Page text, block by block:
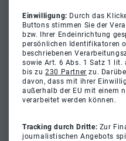
Einwilligung: Durch das
Buttons stimmen Sie der
bzw. Ihrer Endeinrichtung
persönlichen Identifikatoren
beschriebenen
sowie Art. 6 Abs. 1 Satz 1 lit.
bis zu230 Partner zu.
davon, dass mit ihrer
außerhalb der EU mit einem
verarbeitet werden können.
Tracking durch Dritte: Zur
journalistischen Angebots